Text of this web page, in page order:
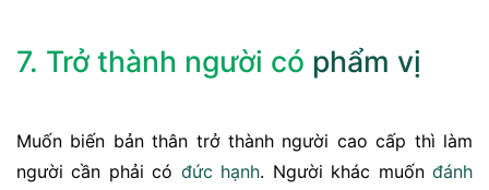
7. Trở thành người có phẩm vị
Muốn biến bản thân trở thành người cao cấp thì làm
người cần phải có đức hạnh. Người khác muốnđánh